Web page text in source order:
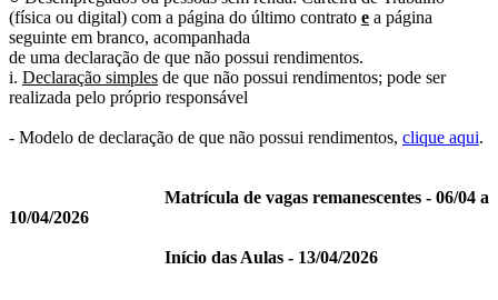
(física ou digital) com a página do último contrato e a página
seguinte em branco, acompanhada
de uma declaração de que não possui rendimentos.
i. Declaração simples de que não possui rendimentos; pode ser
realizada pelo próprio responsável
- Modelo de declaração de que não possui rendimentos, clique aqui.
Matrícula de vagas remanescentes - 06/04 a
10/04/2026
Início das Aulas - 13/04/2026